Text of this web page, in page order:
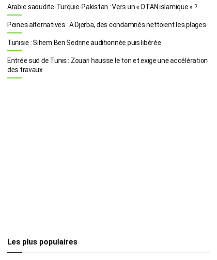
Arabie saoudite-Turquie-Pakistan : Vers un « OTAN islamique » ?
Peines alternatives : A Djerba, des condamnés nettoient les plages
Tunisie : Sihem Ben Sedrine auditionnée puis libérée
Entrée sud de Tunis : Zouari hausse le ton et exige une accélération
des travaux
Les plus populaires